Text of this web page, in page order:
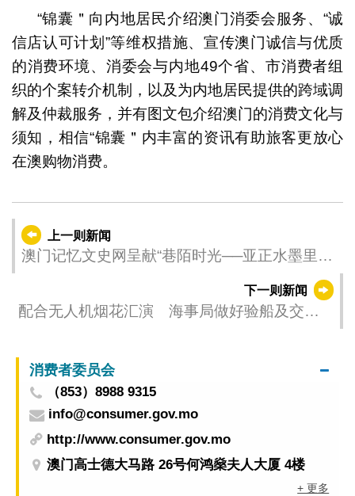
“锦囊＂向内地居民介绍澳门消委会服务、“诚
信店认可计划”等维权措施、宣传澳门诚信与优质
的消费环境、消委会与内地49个省、市消费者组
织的个案转介机制，以及为内地居民提供的跨域调
解及仲裁服务，并有图文包介绍澳门的消费文化与
须知，相信“锦囊＂内丰富的资讯有助旅客更放心
在澳购物消费。
上一则新闻
澳门记忆文史网呈献“巷陌时光──亚正水墨里的
共话小城记忆
下一则新闻
配合无人机烟花汇演 海事局做好验船及交通
消费者委员会
（853）8988 9315
info@consumer.gov.mo
http://www.consumer.gov.mo
澳门高士德大马路 26号何鸿燊夫人大厦 4楼
+ 更多